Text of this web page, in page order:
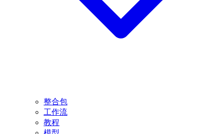
整合包
工作流
教程